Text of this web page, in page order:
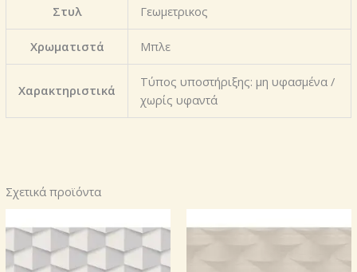
Στυλ Γεωμετρικος
Χρωματιστά Μπλε
Χαρακτηριστικά
Τύπος υποστήριξης: μη υφασμένα /
χωρίς υφαντά
Σχετικά προϊόντα